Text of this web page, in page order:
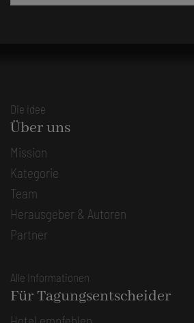
Die Idee
Über uns
Mission
Kategorie
Team
Herausgeber & Autoren
Partner
Alle Informationen
Für Tagungsentscheider